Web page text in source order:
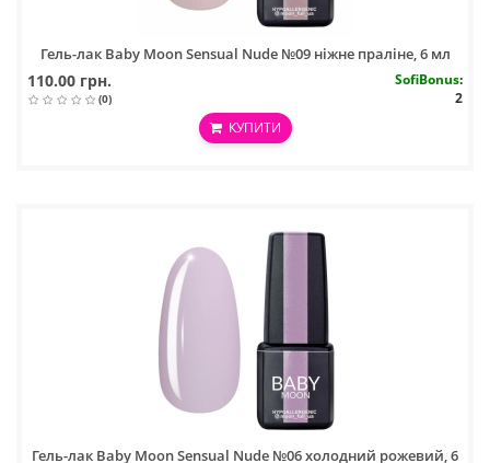
Гель-лак Baby Moon Sensual Nude №09 ніжне праліне, 6 мл
110.00 грн.
(0)
SofiBonus:
2
КУПИТИ
Гель-лак Baby Moon Sensual Nude №06 холодний рожевий, 6